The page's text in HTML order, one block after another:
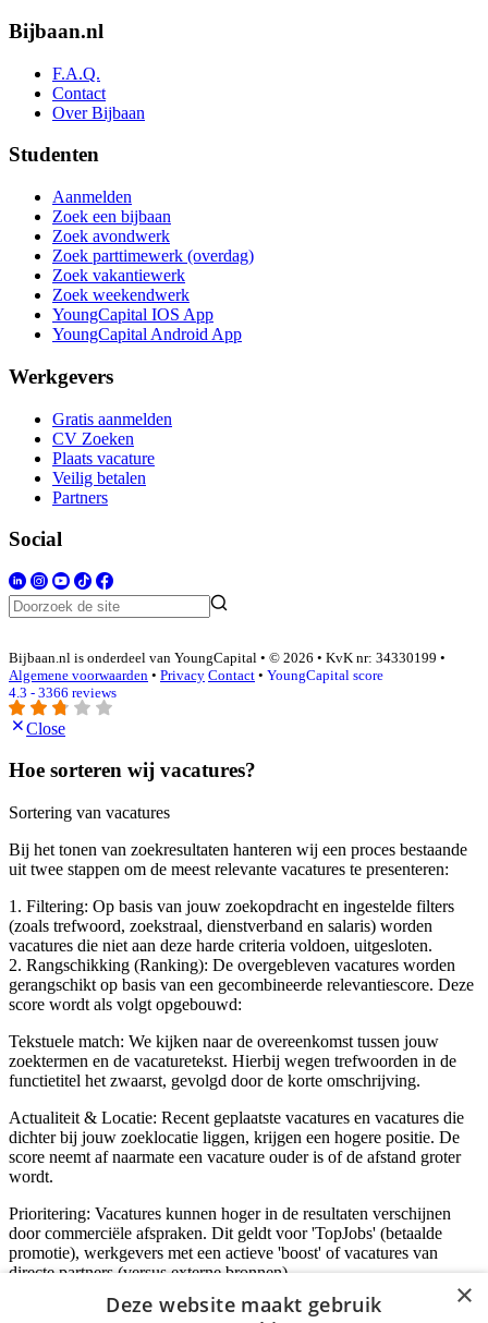
Bijbaan.nl
F.A.Q.
Contact
Over Bijbaan
Studenten
Aanmelden
Zoek een bijbaan
Zoek avondwerk
Zoek parttimewerk (overdag)
Zoek vakantiewerk
Zoek weekendwerk
YoungCapital IOS App
YoungCapital Android App
Werkgevers
Gratis aanmelden
CV Zoeken
Plaats vacature
Veilig betalen
Partners
Social
Bijbaan.nl is onderdeel van YoungCapital • © 2026 • KvK nr: 34330199 •
Algemene voorwaarden • Privacy Contact • YoungCapital score
4.3 - 3366 reviews
Close
Hoe sorteren wij vacatures?
Sortering van vacatures
Bij het tonen van zoekresultaten hanteren wij een proces bestaande
uit twee stappen om de meest relevante vacatures te presenteren:
1. Filtering: Op basis van jouw zoekopdracht en ingestelde filters
(zoals trefwoord, zoekstraal, dienstverband en salaris) worden
vacatures die niet aan deze harde criteria voldoen, uitgesloten.
2. Rangschikking (Ranking): De overgebleven vacatures worden
gerangschikt op basis van een gecombineerde relevantiescore. Deze
score wordt als volgt opgebouwd:
Tekstuele match: We kijken naar de overeenkomst tussen jouw
zoektermen en de vacaturetekst. Hierbij wegen trefwoorden in de
functietitel het zwaarst, gevolgd door de korte omschrijving.
Actualiteit & Locatie: Recent geplaatste vacatures en vacatures die
dichter bij jouw zoeklocatie liggen, krijgen een hogere positie. De
score neemt af naarmate een vacature ouder is of de afstand groter
wordt.
Prioritering: Vacatures kunnen hoger in de resultaten verschijnen
door commerciële afspraken. Dit geldt voor 'TopJobs' (betaalde
promotie), werkgevers met een actieve 'boost' of vacatures van
directe partners (versus externe bronnen).
×
Deze website maakt gebruik